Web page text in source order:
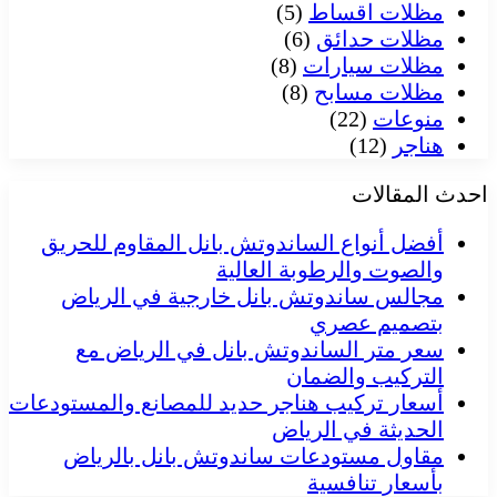
مظلات اقساط (5)
مظلات حدائق (6)
مظلات سيارات (8)
مظلات مسابح (8)
منوعات (22)
هناجر (12)
احدث المقالات
أفضل أنواع الساندوتش بانل المقاوم للحريق
والصوت والرطوبة العالية
مجالس ساندوتش بانل خارجية في الرياض
بتصميم عصري
سعر متر الساندوتش بانل في الرياض مع
التركيب والضمان
أسعار تركيب هناجر حديد للمصانع والمستودعات
الحديثة في الرياض
مقاول مستودعات ساندوتش بانل بالرياض
بأسعار تنافسية